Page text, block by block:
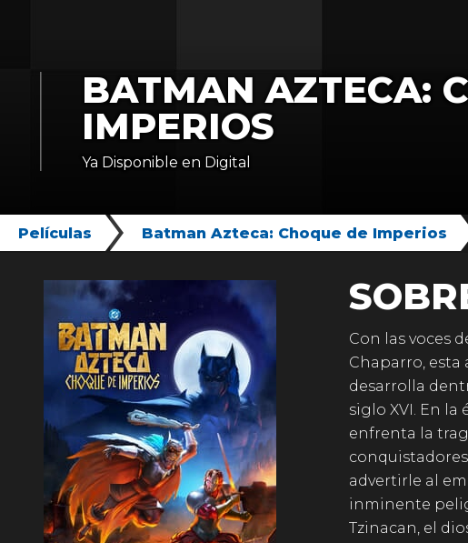
HBO Max
BATMAN AZTECA:
IMPERIOS
Ya Disponible en Digital
Películas Batman Azteca: Choque de Imperios
Con las voces
Chaparro, esta
desarrolla
siglo XVI. En
enfrenta la
advertirle al
inminente
Tzinacan, el